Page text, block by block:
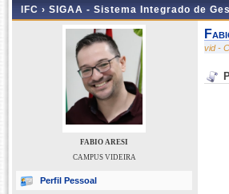
IFC › SIGAA - Sistema Integrado de
FABIO ARESI
CAMPUS VIDEIRA
Perfil Pessoal
vid -